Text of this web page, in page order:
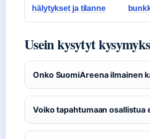
hälytykset ja tilanne
Usein kysytyt
Onko SuomiAreena ilmainen
Voiko tapahtumaan osallistua